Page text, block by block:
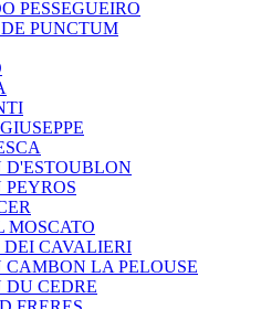
PESSEGUEIRO
PUNCTUM
D'ESTOUBLON
MOSCATO
CAVALIERI
CAMBON LA PELOUSE
DU CEDRE